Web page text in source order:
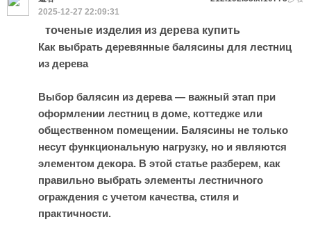
2025-12-27 22:09:31
точеные изделия из дерева купить
Как выбрать деревянные балясины для лестниц
из дерева
Выбор балясин из дерева — важный этап при
оформлении лестниц в доме, коттедже или
общественном помещении. Балясины не только
несут функциональную нагрузку, но и являются
элементом декора. В этой статье разберем, как
правильно выбрать элементы лестничного
ограждения с учетом качества, стиля и
практичности.